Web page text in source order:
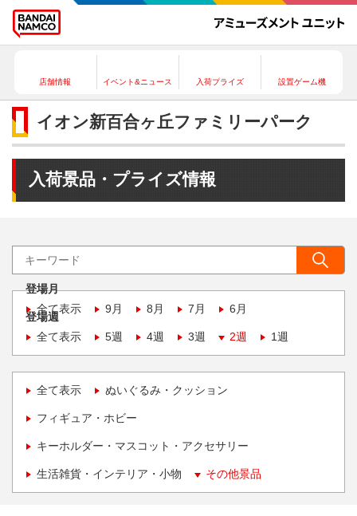
店舗情報 イベント&ニュース 入荷プライズ 設置ゲーム機
イオン新百合ヶ丘ファミリーパーク
入荷景品・プライズ情報
登場月
全て表示
9月 8月 7月 6月
登場週
全て表示
5週 4週 3週 2週 1週
全て表示 ぬいぐるみ・クッション
フィギュア・ホビー
キーホルダー・マスコット・アクセサリー
生活雑貨・インテリア・小物 その他景品